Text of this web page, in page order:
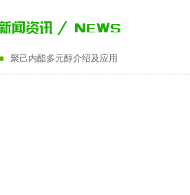
聚己内酯多元醇介绍及应用